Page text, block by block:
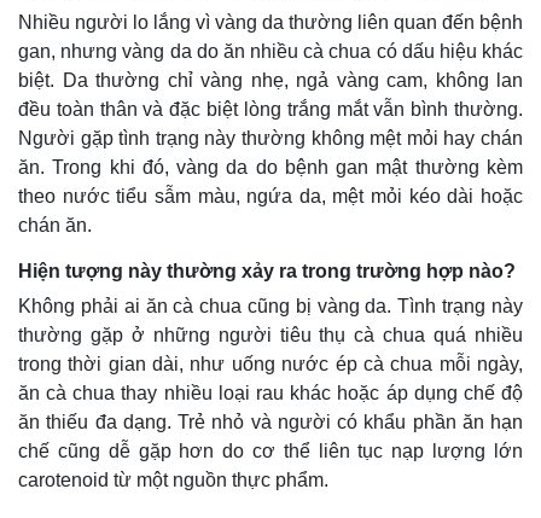
Nhiều người lo lắng vì vàng da thường liên quan đến bệnh
gan, nhưng vàng da do ăn nhiều cà chua có dấu hiệu khác
biệt. Da thường chỉ vàng nhẹ, ngả vàng cam, không lan
đều toàn thân và đặc biệt lòng trắng mắt vẫn bình thường.
Người gặp tình trạng này thường không mệt mỏi hay chán
ăn. Trong khi đó, vàng da do bệnh gan mật thường kèm
theo nước tiểu sẫm màu, ngứa da, mệt mỏi kéo dài hoặc
chán ăn.
Hiện tượng này thường xảy ra trong trường hợp nào?
Không phải ai ăn cà chua cũng bị vàng da. Tình trạng này
thường gặp ở những người tiêu thụ cà chua quá nhiều
trong thời gian dài, như uống nước ép cà chua mỗi ngày,
ăn cà chua thay nhiều loại rau khác hoặc áp dụng chế độ
ăn thiếu đa dạng. Trẻ nhỏ và người có khẩu phần ăn hạn
chế cũng dễ gặp hơn do cơ thể liên tục nạp lượng lớn
carotenoid từ một nguồn thực phẩm.